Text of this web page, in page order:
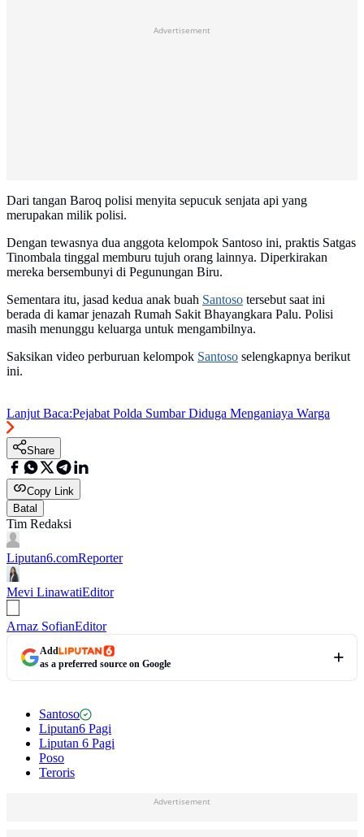
Advertisement
Dari tangan Baroq polisi menyita sepucuk senjata api yang
merupakan milik polisi.
Dengan tewasnya dua anggota kelompok Santoso ini, praktis Satgas
Tinombala tinggal memburu tujuh orang lainnya. Diperkirakan
mereka bersembunyi di Pegunungan Biru.
Sementara itu, jasad kedua anak buah Santoso tersebut saat ini
berada di kamar jenazah Rumah Sakit Bhayangkara Palu. Polisi
masih menunggu keluarga untuk mengambilnya.
Saksikan video perburuan kelompok Santoso selengkapnya berikut
ini.
Lanjut Baca:Pejabat Polda Sumbar Diduga Menganiaya Warga
Share
Copy Link
Batal
Tim Redaksi
Liputan6.comReporter
Mevi LinawatiEditor
Arnaz SofianEditor
Add
as a preferred source on Google
Santoso
Liputan6 Pagi
Liputan 6 Pagi
Poso
Teroris
Advertisement